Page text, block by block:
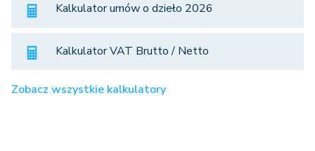
Kalkulator umów o dzieło 2026
Kalkulator VAT Brutto / Netto
Zobacz wszystkie kalkulatory